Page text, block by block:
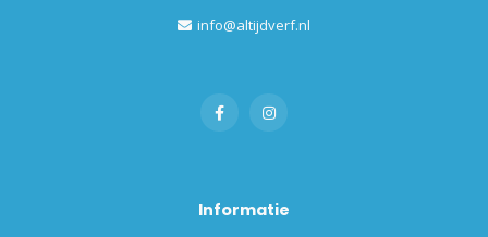
info@altijdverf.nl
Informatie